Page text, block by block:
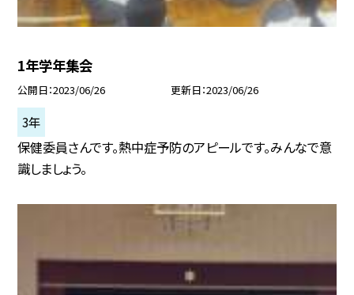
1年学年集会
公開日 2023/06/26 更新日 2023/06/26
3年
保健委員さんです。熱中症予防のアピールです。みんなで意
識しましょう。